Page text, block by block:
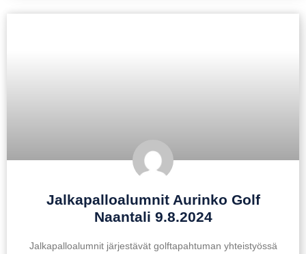
Jalkapalloalumnit Aurinko Golf
Naantali 9.8.2024
Jalkapalloalumnit järjestävät golftapahtuman yhteistyössä